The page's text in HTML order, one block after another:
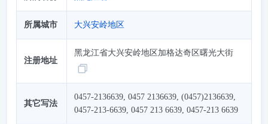
所属城市 大兴安岭地区
注册地址
黑龙江省大兴安岭地区加格达奇区曙光大街
其它写法
0457-2136639, 0457 2136639, (0457)2136639,
0457-213-6639, 0457 213 6639, 0457-213 6639